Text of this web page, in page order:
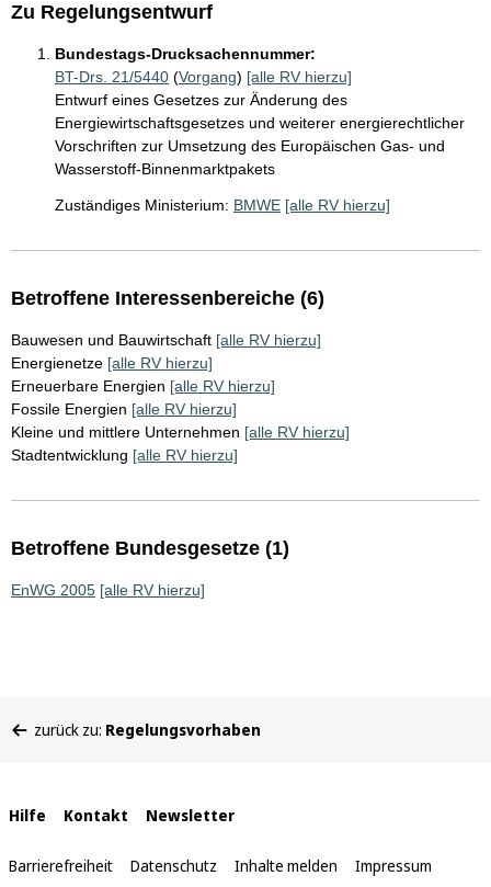
Zu Regelungsentwurf
Bundestags-Drucksachennummer:
BT-Drs. 21/5440 (Vorgang) [alle RV hierzu]
Entwurf eines Gesetzes zur Änderung des
Energiewirtschaftsgesetzes und weiterer energierechtlicher
Vorschriften zur Umsetzung des Europäischen Gas- und
Wasserstoff-Binnenmarktpakets
Zuständiges Ministerium: BMWE [alle RV hierzu]
Betroffene Interessenbereiche (6)
Bauwesen und Bauwirtschaft [alle RV hierzu]
Energienetze [alle RV hierzu]
Erneuerbare Energien [alle RV hierzu]
Fossile Energien [alle RV hierzu]
Kleine und mittlere Unternehmen [alle RV hierzu]
Stadtentwicklung [alle RV hierzu]
Betroffene Bundesgesetze (1)
EnWG 2005 [alle RV hierzu]
befinden
zurück zu: Regelungsvorhaben
Interne
Links
Hilfe Kontakt Newsletter
Barrierefreiheit Datenschutz Inhalte melden Impressum